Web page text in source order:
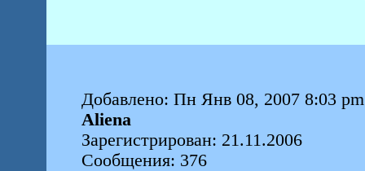
Добавлено: Пн Янв 08, 2007 8:03 pm
Aliena
Зарегистрирован: 21.11.2006
Сообщения: 376